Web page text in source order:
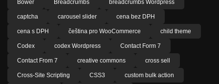
Bower Breadcrumbs breadcrumbs Wordpress
captcha carousel slider cena bez DPH
cena s DPH čeština pro WooCommerce child theme
Codex codex Wordpress Contact Form 7
Contact From 7 creative commons cross sell
Cross-Site Scripting CSS3 custom bulk action